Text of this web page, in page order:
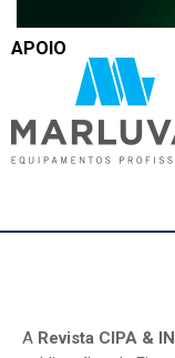
APOIO
A Revista CIPA &